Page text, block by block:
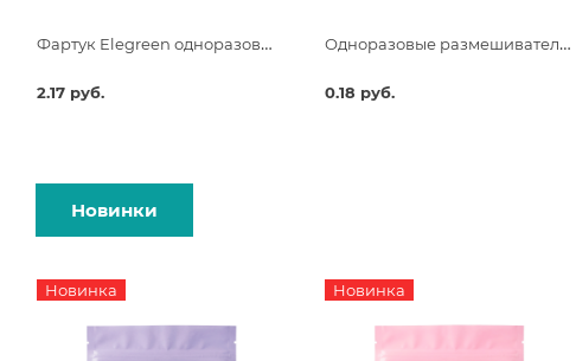
Фартук Elegreen одноразовый белый Премиум 68х120 п/э
2.17 руб.
Одноразовые размешиватели для чая и кофе, 190х6х1,3
0.18 руб.
Новинки
Новинка Новинка